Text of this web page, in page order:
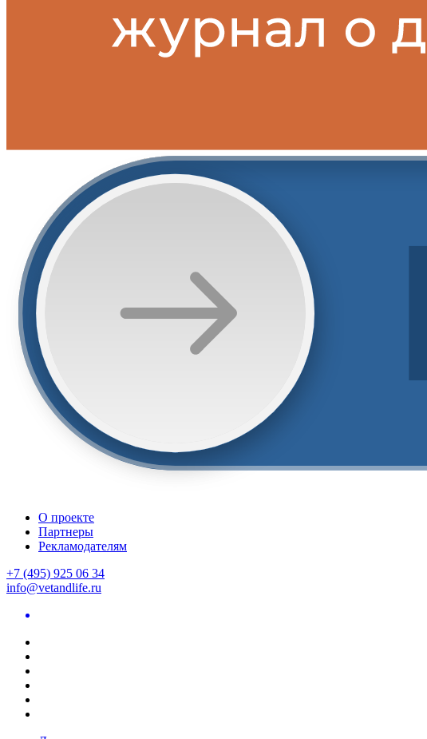
О проекте
Партнеры
Рекламодателям
+7 (495) 925 06 34
info@vetandlife.ru